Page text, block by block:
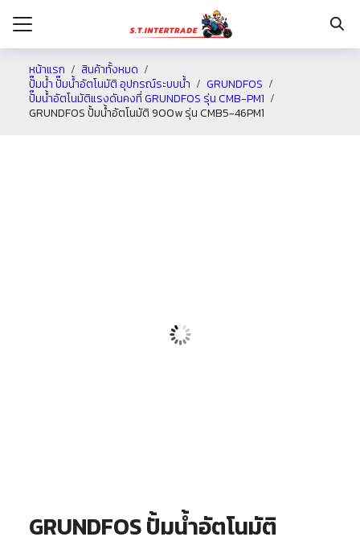
หน้าแรก
สินค้าทั้งหมด
ปั๊มน้ำ ปั๊มน้ำอัตโนมัติ อุปกรณ์ระบบน้ำ
GRUNDFOS
ปั๊มน้ำอัตโนมัติแรงดันคงที่ GRUNDFOS รุ่น CMB-PM1
GRUNDFOS ปั้มน้ำอัตโนมัติ 900w รุ่น CMB5-46PM1
GRUNDFOS ปั้มน้ำอัตโนมัติ